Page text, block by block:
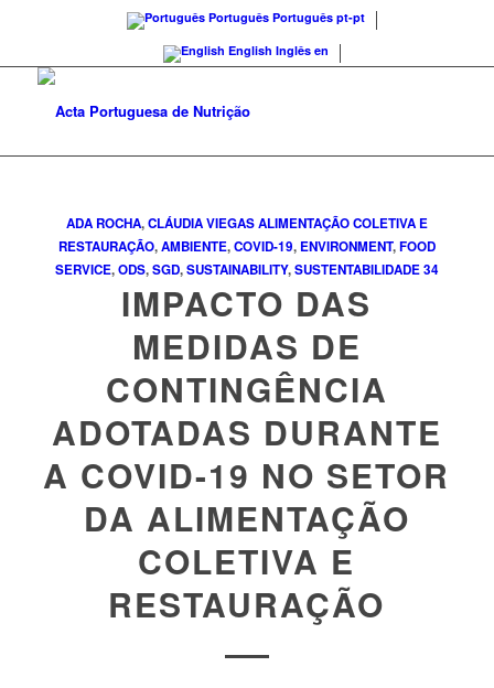
Português Português pt-pt
English Inglês en
ADA ROCHA,CLÁUDIA VIEGASALIMENTAÇÃO COLETIVA E
RESTAURAÇÃO,AMBIENTE,COVID-19, ENVIRONMENT,FOOD
SERVICE,ODS,SGD,SUSTAINABILITY,SUSTENTABILIDADE34
IMPACTO DAS
MEDIDAS DE
CONTINGÊNCIA
ADOTADAS DURANTE
A COVID-19 NO SETOR
DA ALIMENTAÇÃO
COLETIVA E
RESTAURAÇÃO